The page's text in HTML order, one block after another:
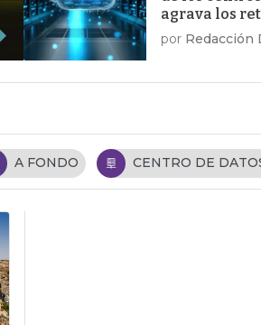
agrava los
costes y
por Redacción
A FONDO CENTRO DE